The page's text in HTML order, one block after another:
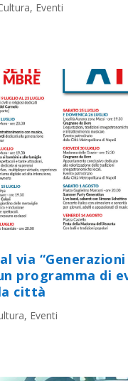
, Eventi
via “Generazioni
programma di
città
, Eventi